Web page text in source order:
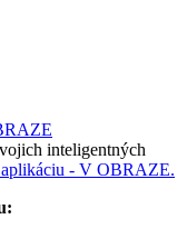
inteligentných
- V OBRAZE.